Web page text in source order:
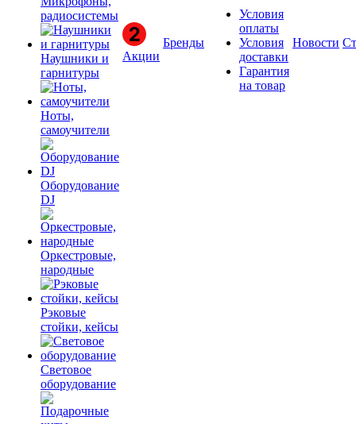
радиосистемы
Наушники и
гарнитуры
Ноты,
самоучители
Оборудование
DJ
Оркестровые,
народные
Рэковые
стойки, кейсы
Световое
оборудование
Акции
Бренды
Условия
оплаты
Условия
доставки
Гарантия
на товар
Новости